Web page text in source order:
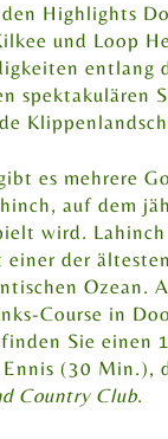
Highlights
und Loop
entlang
spektakulären
es mehrere
auf dem
wird.
einer der
Ozean.
Course in
Sie einen
(30 Min.),
Country Club.